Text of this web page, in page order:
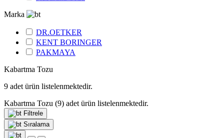
Marka
DR.OETKER
KENT BORINGER
PAKMAYA
Kabartma Tozu
9 adet ürün listelenmektedir.
Kabartma Tozu (9) adet ürün listelenmektedir.
Filtrele
Sıralama